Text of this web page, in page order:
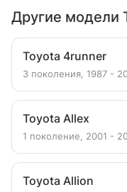
Другие модели
Toyota 4runner
3 поколения, 1987 -
Toyota Allex
1 поколение, 2001 -
Toyota Allion